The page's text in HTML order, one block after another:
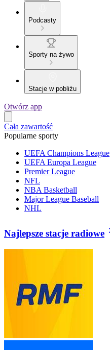
Podcasty
Sporty na żywo
Stacje w pobliżu
Otwórz app
Cała zawartość
Popularne sporty
UEFA Champions League
UEFA Europa League
Premier League
NFL
NBA Basketball
Major League Baseball
NHL
Najlepsze stacje radiowe